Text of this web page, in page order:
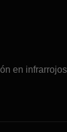
en infrarrojos